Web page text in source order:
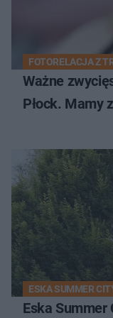
FOTORELACJA Z
Ważne
Płock. Mamy
ESKA SUMMER
Eska Summer